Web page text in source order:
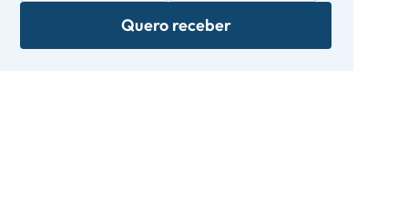
Quero receber